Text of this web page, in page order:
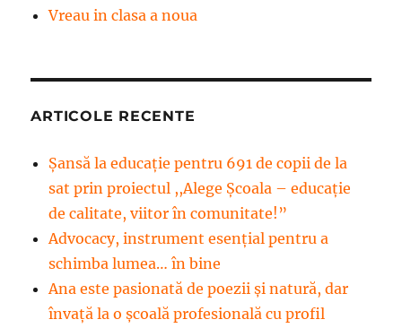
Vreau in clasa a noua
ARTICOLE RECENTE
Șansă la educație pentru 691 de copii de la
sat prin proiectul ,,Alege Școala – educație
de calitate, viitor în comunitate!”
Advocacy, instrument esenţial pentru a
schimba lumea… în bine
Ana este pasionată de poezii și natură, dar
învață la o școală profesională cu profil